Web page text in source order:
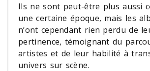
Ils ne sont peut-être plus aussi
une certaine époque, mais les
n’ont cependant rien perdu de
pertinence, témoignant du
artistes et de leur habilité à
univers sur scène.